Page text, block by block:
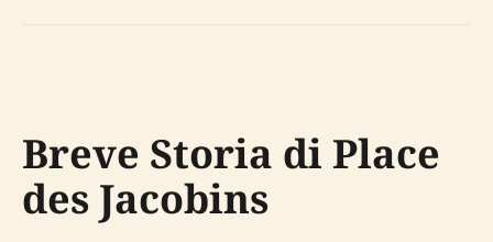
Breve Storia di Place
des Jacobins